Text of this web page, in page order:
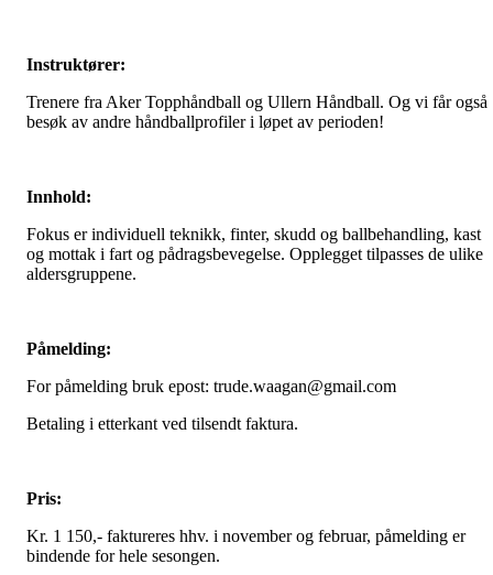
Instruktører:
Trenere fra Aker Topphåndball og Ullern Håndball. Og vi får også
besøk av andre håndballprofiler i løpet av perioden!
Innhold:
Fokus er individuell teknikk, finter, skudd og ballbehandling, kast
og mottak i fart og pådragsbevegelse. Opplegget tilpasses de ulike
aldersgruppene.
Påmelding:
For påmelding bruk epost: trude.waagan@gmail.com
Betaling i etterkant ved tilsendt faktura.
Pris:
Kr. 1 150,- faktureres hhv. i november og februar, påmelding er
bindende for hele sesongen.